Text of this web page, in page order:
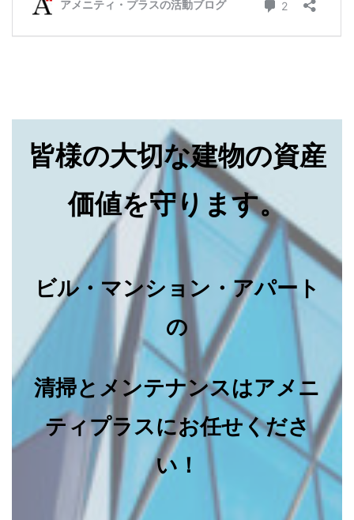
皆様の大切な建物の資産
価値を守ります。
ビル・マンション・アパート
の
清掃とメンテナンスはアメニ
ティプラスにお任せくださ
い！